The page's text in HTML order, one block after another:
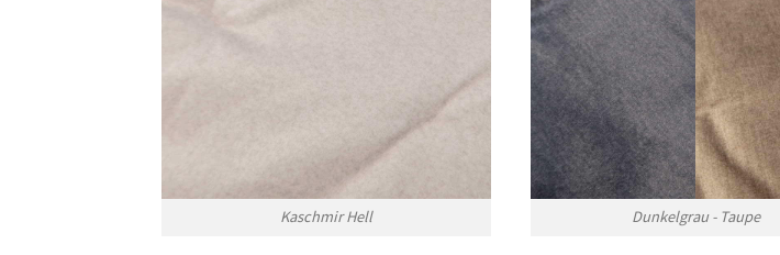
Kaschmir Hell Dunkelgrau - Taupe